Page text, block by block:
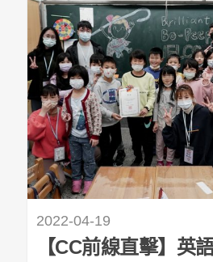
2022-04-19
【CC前線直擊】英